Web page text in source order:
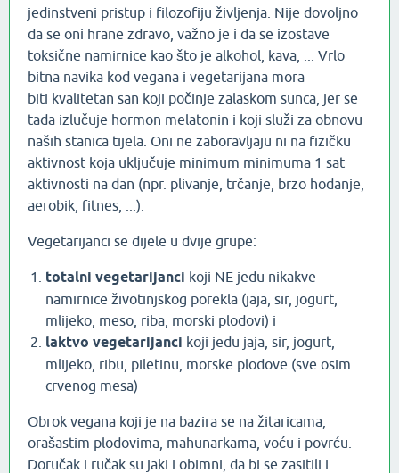
jedinstveni pristup i filozofiju življenja. Nije dovoljno
da se oni hrane zdravo, važno je i da se izostave
toksične namirnice kao što je alkohol, kava, ... Vrlo
bitna navika kod vegana i vegetarijana mora
biti kvalitetan san koji počinje zalaskom sunca, jer se
tada izlučuje hormon melatonin i koji služi za obnovu
naših stanica tijela. Oni ne zaboravljaju ni na fizičku
aktivnost koja uključuje minimum minimuma 1 sat
aktivnosti na dan (npr. plivanje, trčanje, brzo hodanje,
aerobik, fitnes, ...).
Vegetarijanci se dijele u dvije grupe:
totalni vegetarijanci koji NE jedu nikakve
namirnice životinjskog porekla (jaja, sir, jogurt,
mlijeko, meso, riba, morski plodovi) i
laktvo vegetarijanci koji jedu jaja, sir, jogurt,
mlijeko, ribu, piletinu, morske plodove (sve osim
crvenog mesa)
Obrok vegana koji je na bazira se na žitaricama,
orašastim plodovima, mahunarkama, voću i povrću.
Doručak i ručak su jaki i obimni, da bi se zasitili i